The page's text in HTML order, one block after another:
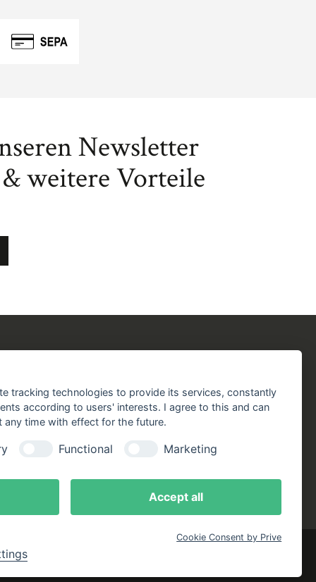
Newsletter
weitere Vorteile
FacebookInstagramYouTubeTikTok
Zustellung durch:
tracking technologies to provide its services, constantly
according to users' interests. I agree to this and can
time with effect for the future.
Functional Marketing
Accept all
Cookie Consent by Prive